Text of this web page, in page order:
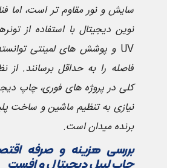
سایش و نور مقاوم تر است، اما
نوین دیجیتال با استفاده از
UV و پوشش های لمینتی
فاصله را به حداقل برسانند.
کلی در پروژه های فوری، چاپ
نیازی به تنظیم ماشین و ساخت
برنده میدان است.
بررسی هزینه و صرفه